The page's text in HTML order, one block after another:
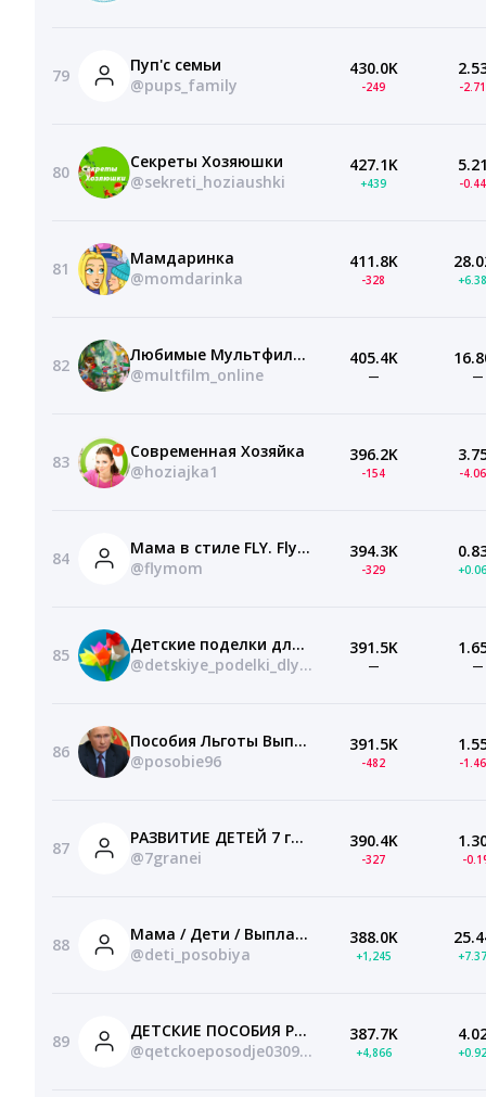
79
Пуп'с семьи
@pups_family
430.0K
-249 -
80
Секреты Хозяюшки
@sekreti_hoziaushki
427.1K
+439 -
81
Мамдаринка
@momdarinka
411.8K
-328
82
Любимые Мультфильмы
@multfilm_online
405.4K
— —
83
Современная Хозяйка
@hoziajka1
396.2K
-154 -
84
Мама в стиле FLY. Flylady
@flymom
394.3K
-329
85
Детские поделки для детей и родителей
@detskiye_podelki_dlya_detey
391.5K
— —
86
Пособия Льготы Выплаты от Президента РФ
@posobie96
391.5K
-482 -
87
РАЗВИТИЕ ДЕТЕЙ 7 граней Материнства
@7granei
390.4K
-327 -
88
Мама / Дети / Выплаты
@deti_posobiya
388.0K
+1,245
89
ДЕТСКИЕ ПОСОБИЯ РОССИИ
@qetckoeposodje03092021
387.7K
+4,866